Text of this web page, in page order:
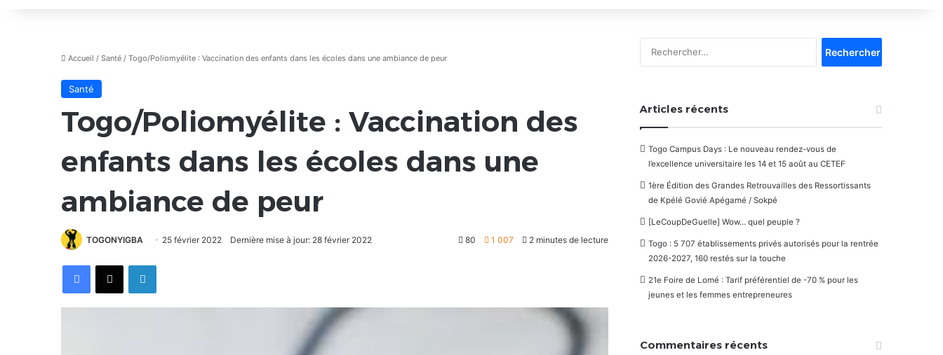
Accueil / Santé / Togo/Poliomyélite : Vaccination des enfants dans les écoles dans une ambiance de peur
Santé
Togo/Poliomyélite : Vaccination des
enfants dans les écoles dans une
ambiance de peur
TOGONYIGBA 25 février 2022 Dernière mise à jour: 28 février 2022 80 1 007 2 minutes de lecture
FacebookX Linkedin
Articles récents
Togo Campus Days : Le nouveau rendez-vous de
l’excellence universitaire les 14 et 15 août au CETEF
1ère Édition des Grandes Retrouvailles des Ressortissants
de Kpélé Govié Apégamé / Sokpé
[LeCoupDeGuelle] Wow… quel peuple ?
Togo : 5 707 établissements privés autorisés pour la rentrée
2026-2027, 160 restés sur la touche
21e Foire de Lomé : Tarif préférentiel de -70 % pour les
jeunes et les femmes entrepreneures
Commentaires récents